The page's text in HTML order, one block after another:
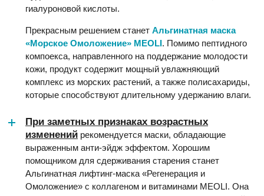
гиалуроновой кислоты.
Прекрасным решением станет Альгинатная маска
«Морское Омоложение» MEOLI. Помимо пептидного
компоекса, направленного на поддержание молодости
кожи, продукт содержит мощный увлажняющий
комплекс из морских растений, а также полисахариды,
которые способствуют длительному удержанию влаги.
При заметных признаках возрастных
изменений рекомендуется маски, обладающие
выраженным анти-эйдж эффектом. Хорошим
помощником для сдерживания старения станет
Альгинатная лифтинг-маска «Регенерация и
Омоложение» с коллагеном и витаминами MEOLI. Она